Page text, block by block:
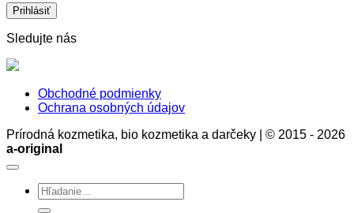
Sledujte nás
Obchodné podmienky
Ochrana osobných údajov
Prírodná kozmetika, bio kozmetika a darčeky | © 2015 - 2026
a-original
Hľadať: